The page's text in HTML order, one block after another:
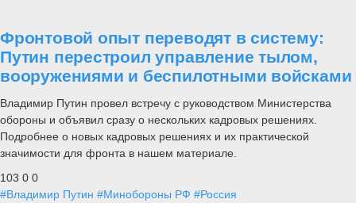
Фронтовой опыт переводят в систему:
Путин перестроил управление тылом,
вооружениями и беспилотными войсками
Владимир Путин провел встречу с руководством Министерства
обороны и объявил сразу о нескольких кадровых решениях.
Подробнее о новых кадровых решениях и их практической
значимости для фронта в нашем материале.
103 0 0
#Владимир Путин #Минобороны РФ #Россия